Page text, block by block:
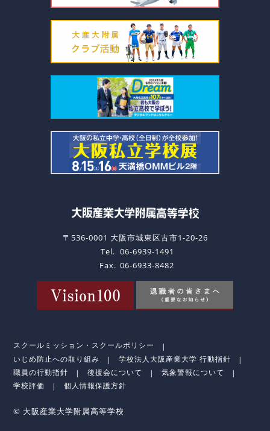
〒536-0001 大阪市城東区古市1-20-26
Tel. 06-6939-1491
Fax. 06-6933-8482
スクールミッション・スクールポリシー
いじめ防止への取り組み
学校法人大阪産業大学 行動指針
職員の行動指針
後援会について
気象警報について
学校評価
個人情報保護方針
© 大阪産業大学附属高等学校